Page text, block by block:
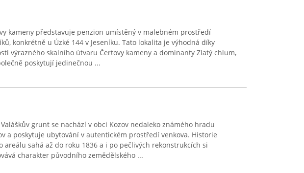
kameny představuje penzion umístěný v malebném prostředí
konkrétně u Úzké 144 v Jeseníku. Tato lokalita je výhodná díky
výrazného skalního útvaru Čertovy kameny a dominanty Zlatý chlum,
poskytují jedinečnou ...
grunt se nachází v obci Kozov nedaleko známého hradu
a poskytuje ubytování v autentickém prostředí venkova. Historie
areálu sahá až do roku 1836 a i po pečlivých rekonstrukcích si
charakter původního zemědělského ...